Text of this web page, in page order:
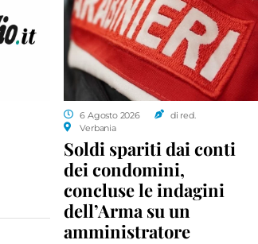
6 Agosto 2026
di red.
Verbania
Soldi spariti dai conti
dei condomini,
concluse le indagini
dell’Arma su un
amministratore